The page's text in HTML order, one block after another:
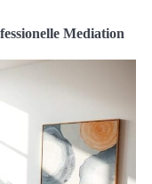
Mediation